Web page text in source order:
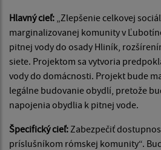
Hlavný cieľ: „Zlepšenie celkovej
marginalizovanej komunity v
pitnej vody do osady Hliník,
siete. Projektom sa vytvoria
vody do domácnosti. Projekt bude
legálne budovanie obydlí, pretože
napojenia obydlia k pitnej vode.
Špecifický cieľ: Zabezpečiť
príslušníkom rómskej komunity“.